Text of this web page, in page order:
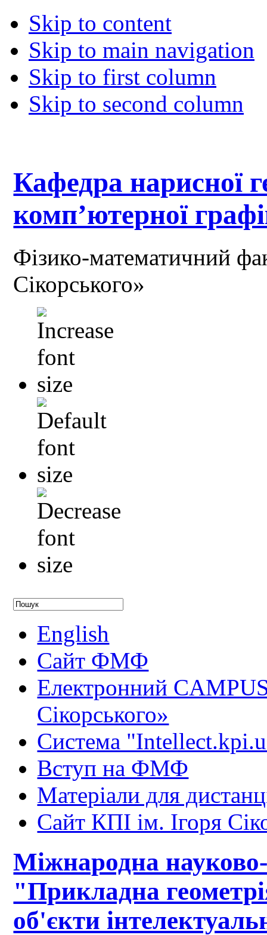
Skip to content
Skip to main navigation
Skip to first column
Skip to second column
Кафедра нарисної
комп’ютерної
Фізико-математичний
Сікорського»
English
Сайт ФМФ
Електронний
Сікорського»
Система
Вступ на ФМФ
Матеріали для
Сайт КПІ ім. Ігоря
Міжнародна
"Прикладна
об'єкти